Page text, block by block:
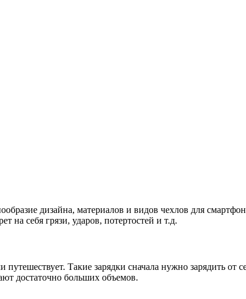
дизайна, материалов и видов чехлов для
на себя грязи, ударов, потертостей и т.д.
Такие зарядки сначала нужно зарядить от
достаточно больших объемов.